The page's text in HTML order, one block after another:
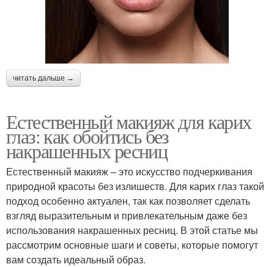
читать дальше →
Естественный макияж для карих
глаз: как обойтись без
накрашенных ресниц
Естественный макияж – это искусство подчеркивания
природной красоты без излишеств. Для карих глаз такой
подход особенно актуален, так как позволяет сделать
взгляд выразительным и привлекательным даже без
использования накрашенных ресниц. В этой статье мы
рассмотрим основные шаги и советы, которые помогут
вам создать идеальный образ.